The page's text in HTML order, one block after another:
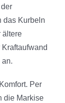
das Kurbeln
ältere
an.
Per
die Markise